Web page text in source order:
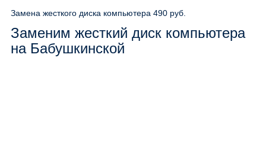
Замена жесткого диска компьютера 490 руб.
Заменим жесткий диск компьютера
на Бабушкинской